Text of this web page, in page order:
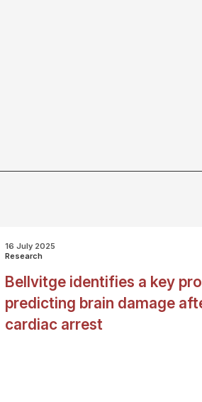
16 July 2025
Research
Bellvitge identifies a key
predicting brain damage
cardiac arrest